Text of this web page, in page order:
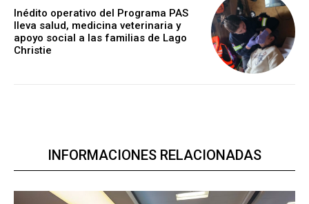
Inédito operativo del Programa PAS
lleva salud, medicina veterinaria y
apoyo social a las familias de Lago
Christie
INFORMACIONES RELACIONADAS